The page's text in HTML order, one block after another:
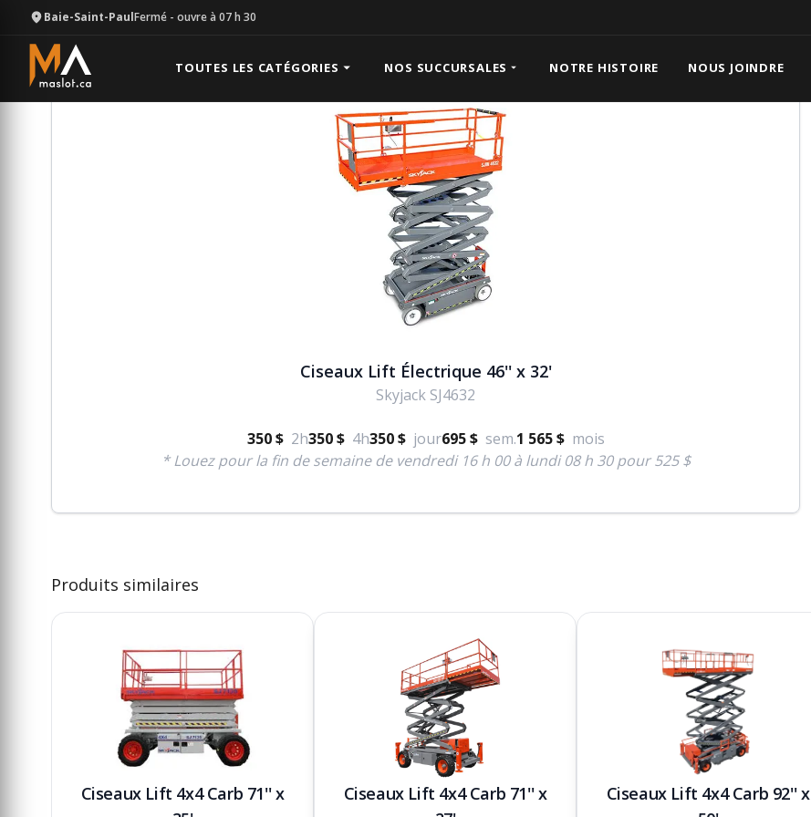
Baie-Saint-PaulFermé - ouvre à 07 h 30
TOUTES LES CATÉGORIES NOS SUCCURSALES NOTRE HISTOIRE NOUS JOINDRE
Équipement Plate-forme hydraulique
Ciseaux Lift Électrique 46'' x 32'
Skyjack SJ4632
350 $ 2h350 $ 4h350 $ jour695 $ sem.1 565 $ mois
* Louez pour la fin de semaine de vendredi 16 h 00 à lundi 08 h 30 pour 525 $
Produits similaires
Ciseaux Lift 4x4 Carb 71'' x
Ciseaux Lift 4x4 Carb 71'' x
Ciseaux Lift 4x4 Carb 92'' x